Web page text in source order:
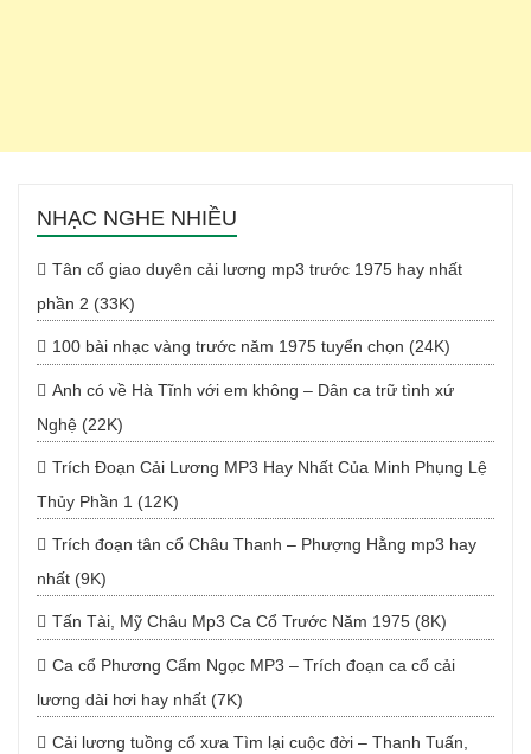
NHẠC NGHE NHIỀU
Tân cổ giao duyên cải lương mp3 trước 1975 hay nhất
phần 2 (33K)
100 bài nhạc vàng trước năm 1975 tuyển chọn (24K)
Anh có về Hà Tĩnh với em không – Dân ca trữ tình xứ
Nghệ (22K)
Trích Đoạn Cải Lương MP3 Hay Nhất Của Minh Phụng Lệ
Thủy Phần 1 (12K)
Trích đoạn tân cổ Châu Thanh – Phượng Hằng mp3 hay
nhất (9K)
Tấn Tài, Mỹ Châu Mp3 Ca Cổ Trước Năm 1975 (8K)
Ca cổ Phương Cẩm Ngọc MP3 – Trích đoạn ca cổ cải
lương dài hơi hay nhất (7K)
Cải lương tuồng cổ xưa Tìm lại cuộc đời – Thanh Tuấn,